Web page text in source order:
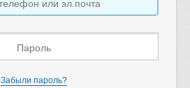
Забыли пароль?